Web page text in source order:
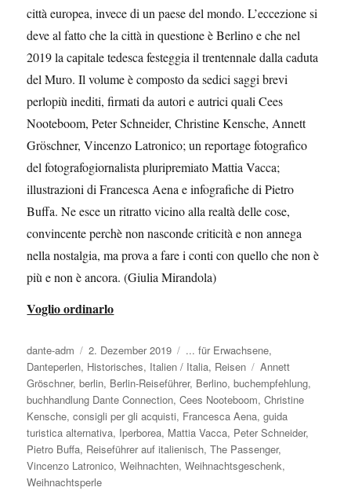
città europea, invece di un paese del mondo. L’eccezione si
deve al fatto che la città in questione è Berlino e che nel
2019 la capitale tedesca festeggia il trentennale dalla caduta
del Muro. Il volume è composto da sedici saggi brevi
perlopiù inediti, firmati da autori e autrici quali Cees
Nooteboom, Peter Schneider, Christine Kensche, Annett
Gröschner, Vincenzo Latronico; un reportage fotografico
del fotografogiornalista pluripremiato Mattia Vacca;
illustrazioni di Francesca Aena e infografiche di Pietro
Buffa. Ne esce un ritratto vicino alla realtà delle cose,
convincente perchè non nasconde criticità e non annega
nella nostalgia, ma prova a fare i conti con quello che non è
più e non è ancora. (Giulia Mirandola)
Voglio ordinarlo
Autor
dante-adm
Veröffentlicht
am
2. Dezember 2019 Kategorien
... für Erwachsene,
Danteperlen, Historisches, Italien / Italia, Reisen Schlagwörter
Annett
Gröschner,berlin, Berlin-Reiseführer, Berlino,buchempfehlung,
buchhandlung Dante Connection,Cees Nooteboom,Christine
Kensche,consigli per gli acquisti, Francesca Aena,guida
turistica alternativa, Iperborea, Mattia Vacca, Peter Schneider,
Pietro Buffa, Reiseführer auf italienisch,The Passenger,
Vincenzo Latronico,Weihnachten,Weihnachtsgeschenk,
Weihnachtsperle